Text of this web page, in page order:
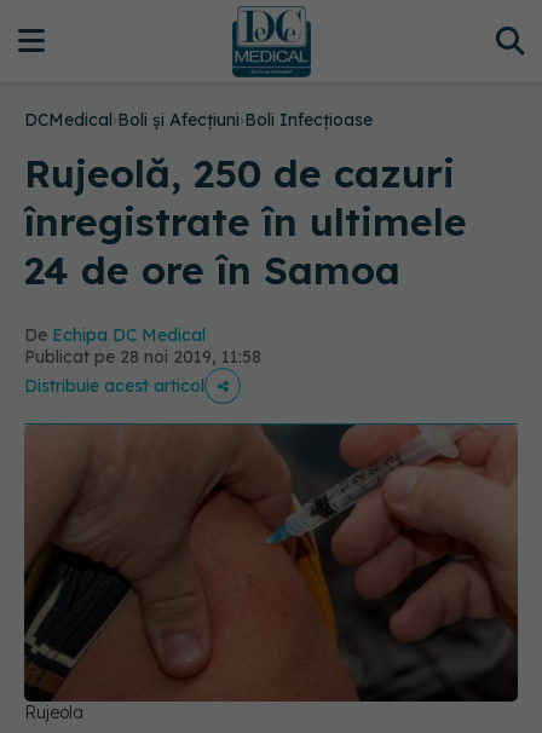
DCMedical›Boli și Afecțiuni›Boli Infecțioase
Rujeolă, 250 de cazuri
înregistrate în ultimele
24 de ore în Samoa
De Echipa DC Medical
Publicat pe 28 noi 2019, 11:58
Distribuie acest articol
Rujeola